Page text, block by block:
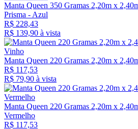
Manta Queen 350 Gramas 2,20m x
Prisma - Azul
R$ 228,43
R$ 139,90 à vista
Manta Queen 220 Gramas 2,20m x
R$ 117,53
R$ 79,90 à vista
Manta Queen 220 Gramas 2,20m x
Vermelho
R$ 117,53